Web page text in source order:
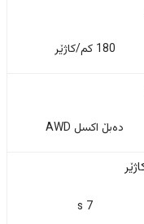
180 کم/کاژێر
دەبڵ اکسل AWD
7 s